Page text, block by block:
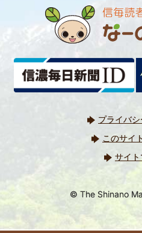
プライバ
このサイ
サイ
© The Shinano